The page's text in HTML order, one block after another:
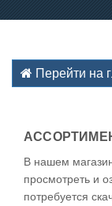
Перейти на
В нашем
просмотреть и
потребуется